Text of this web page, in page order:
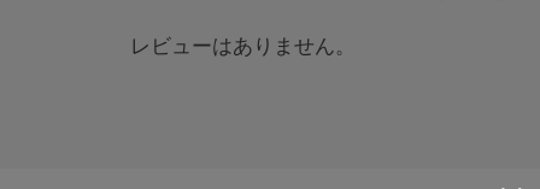
レビューはありません。